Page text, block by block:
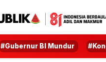
#Gubernur BI Mundur